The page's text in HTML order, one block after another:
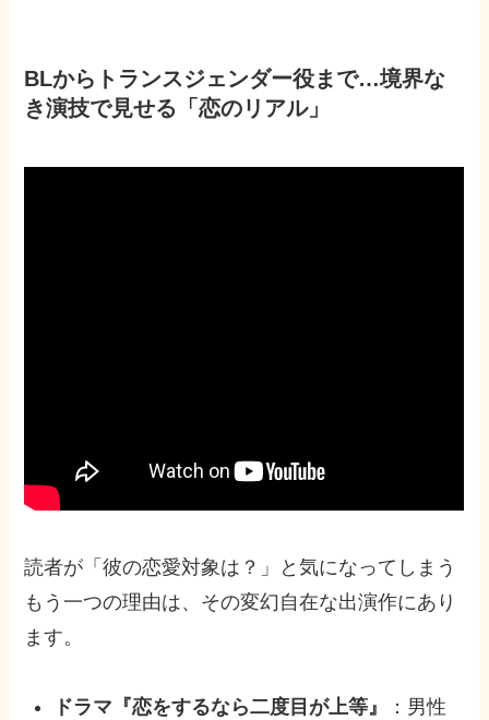
BLからトランスジェンダー役まで…境界な
き演技で見せる「恋のリアル」
読者が「彼の恋愛対象は？」と気になってしまう
もう一つの理由は、その変幻自在な出演作にあり
ます。
ドラマ『恋をするなら二度目が上等』
：男性